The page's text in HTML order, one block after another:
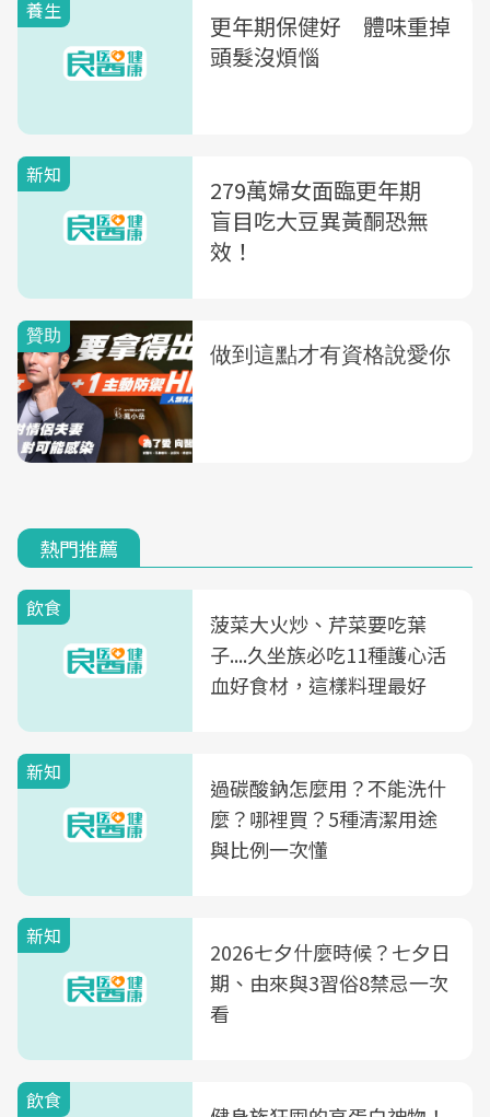
養生
更年期保健好 體味重掉
頭髮沒煩惱
新知
279萬婦女面臨更年期
盲目吃大豆異黃酮恐無
效！
熱門推薦
飲食
菠菜大火炒、芹菜要吃葉
子....久坐族必吃11種護心活
血好食材，這樣料理最好
新知
過碳酸鈉怎麼用？不能洗什
麼？哪裡買？5種清潔用途
與比例一次懂
新知
2026七夕什麼時候？七夕日
期、由來與3習俗8禁忌一次
看
飲食